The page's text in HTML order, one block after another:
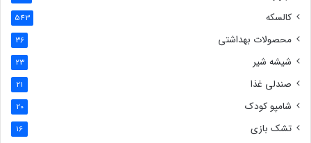
کالسکه 543
محصولات بهداشتی 36
شیشه شیر 23
صندلی غذا 21
شامپو کودک 20
تشک بازی 16